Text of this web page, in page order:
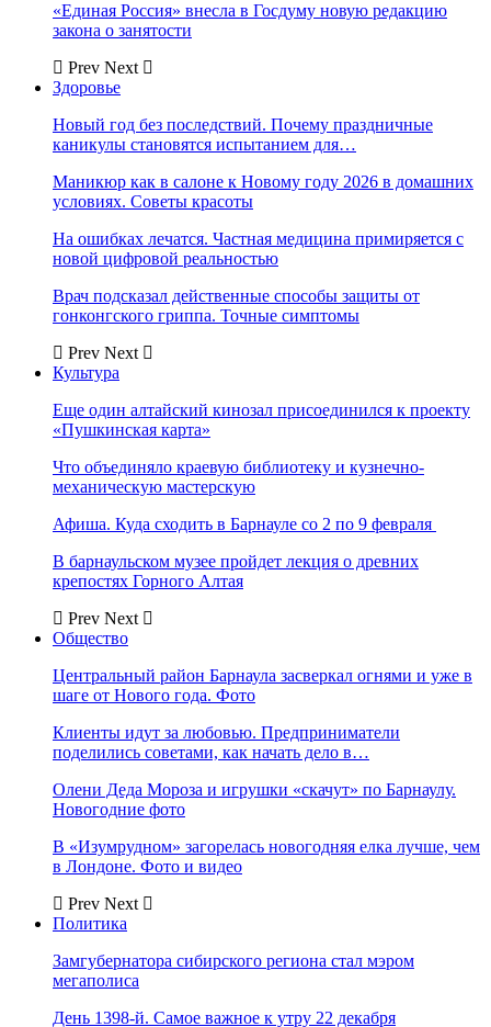
«Единая Россия» внесла в Госдуму новую редакцию
закона о занятости
Prev Next
Здоровье
Новый год без последствий. Почему праздничные
каникулы становятся испытанием для…
Маникюр как в салоне к Новому году 2026 в домашних
условиях. Советы красоты
На ошибках лечатся. Частная медицина примиряется с
новой цифровой реальностью
Врач подсказал действенные способы защиты от
гонконгского гриппа. Точные симптомы
Prev Next
Культура
Еще один алтайский кинозал присоединился к проекту
«Пушкинская карта»
Что объединяло краевую библиотеку и кузнечно-
механическую мастерскую
Афиша. Куда сходить в Барнауле со 2 по 9 февраля
В барнаульском музее пройдет лекция о древних
крепостях Горного Алтая
Prev Next
Общество
Центральный район Барнаула засверкал огнями и уже в
шаге от Нового года. Фото
Клиенты идут за любовью. Предприниматели
поделились советами, как начать дело в…
Олени Деда Мороза и игрушки «скачут» по Барнаулу.
Новогодние фото
В «Изумрудном» загорелась новогодняя елка лучше, чем
в Лондоне. Фото и видео
Prev Next
Политика
Замгубернатора сибирского региона стал мэром
мегаполиса
День 1398-й. Самое важное к утру 22 декабря